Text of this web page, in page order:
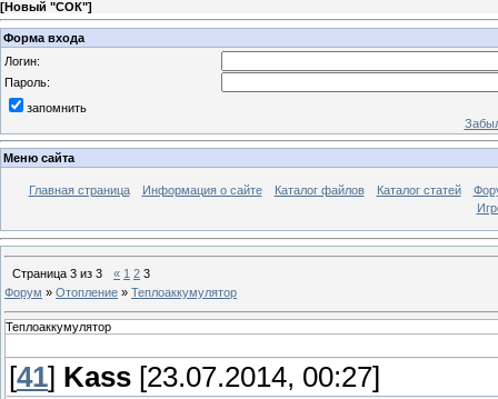
[Новый "СОК"]
Форма входа
Логин:
Пароль:
запомнить
Меню сайта
Главная страница Информация о сайте Каталог файлов Каталог статей
Страница 3 из 3 « 1 2 3
Форум » Отопление » Теплоаккумулятор
Теплоаккумулятор
[41] Kass [23.07.2014, 00:27]